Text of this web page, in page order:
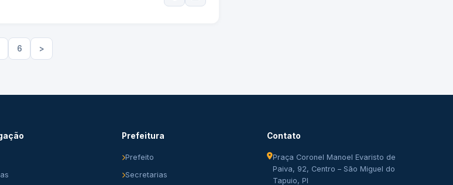
6 >
Prefeitura
Prefeito
Secretarias
Contato
Praça Coronel Manoel Evaristo de
Paiva, 92, Centro – São Miguel do
Tapuio, PI